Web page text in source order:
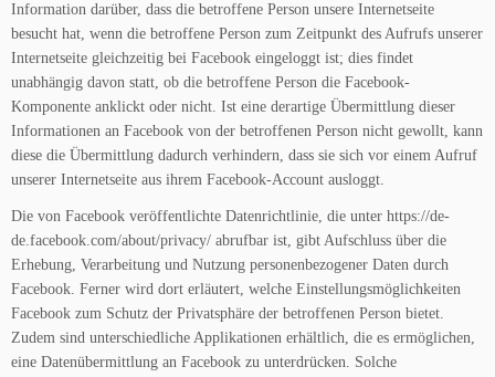
Information darüber, dass die betroffene Person unsere Internetseite
besucht hat, wenn die betroffene Person zum Zeitpunkt des Aufrufs unserer
Internetseite gleichzeitig bei Facebook eingeloggt ist; dies findet
unabhängig davon statt, ob die betroffene Person die Facebook-
Komponente anklickt oder nicht. Ist eine derartige Übermittlung dieser
Informationen an Facebook von der betroffenen Person nicht gewollt, kann
diese die Übermittlung dadurch verhindern, dass sie sich vor einem Aufruf
unserer Internetseite aus ihrem Facebook-Account ausloggt.
Die von Facebook veröffentlichte Datenrichtlinie, die unter https://de-
de.facebook.com/about/privacy/ abrufbar ist, gibt Aufschluss über die
Erhebung, Verarbeitung und Nutzung personenbezogener Daten durch
Facebook. Ferner wird dort erläutert, welche Einstellungsmöglichkeiten
Facebook zum Schutz der Privatsphäre der betroffenen Person bietet.
Zudem sind unterschiedliche Applikationen erhältlich, die es ermöglichen,
eine Datenübermittlung an Facebook zu unterdrücken. Solche